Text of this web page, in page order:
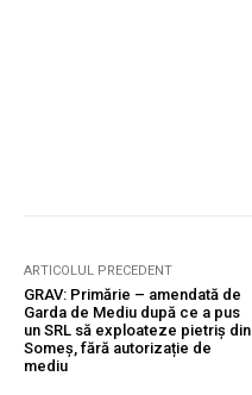
ARTICOLUL PRECEDENT
GRAV: Primărie – amendată de
Garda de Mediu după ce a pus
un SRL să exploateze pietriș din
Someș, fără autorizație de
mediu